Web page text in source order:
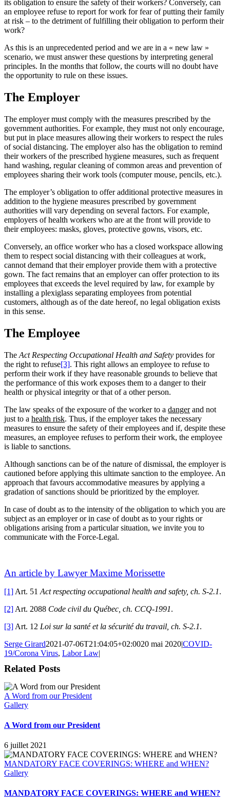
its obligation to ensure the safety of their workers? Conversely, can
an employee refuse to report for work for fear of putting their family
at risk – to the detriment of fulfilling their obligation to perform their
work?
As this is an unprecedented period and we are in a « new law »
scenario, we must answer these questions by interpreting general
principles. In the months that follow, the courts will no doubt have
the opportunity to rule on these issues.
The Employer
The employer must comply with the measures prescribed by the
government authorities. For example, they must not only encourage,
but put in place measures allowing their workers to respect the rules
of social distancing. The employer also has the obligation to remind
their workers of the prescribed hygiene measures, such as frequent
hand washing, regular cleaning of common areas and prevention of
employees sharing their work tools (computer mouse, pencils, etc.).
The employer’s obligation to offer additional protective measures in
addition to the hygiene measures prescribed by government
authorities will vary depending on several factors. For example,
employers of health workers who are at the front will provide to
their employees: masks, gloves, protective gowns, visors, etc.
Conversely, an office worker who has a closed workspace allowing
them to respect social distancing with their colleagues at work,
cannot demand that their employer provide them with a protective
gown. The fact remains that an employer can offer protection to its
employees that exceeds the level required by law, for example by
installing a plexiglass separating employees from potential
customers, although as of the date hereof, no legal obligation exists
in this sense.
The Employee
The Act Respecting Occupational Health and Safety provides for
the right to refuse[3]. This right allows an employee to refuse to
perform their work if they have reasonable grounds to believe that
the performance of this work exposes them to a danger to their
health or physical integrity or that of a other person.
The law speaks of the exposure of the worker to a dangerand not
just to a health risk. Thus, if the employer takes the necessary
measures to ensure the safety of their employees and if, despite these
measures, an employee refuses to perform their work, the employee
is liable to sanctions.
Although sanctions can be of the nature of dismissal, the employer is
cautioned before applying this ultimate sanction to the employee. An
approach that favours accommodative measures by applying a
gradation of sanctions should be prioritized by the employer.
In case of doubt as to the intensity of the obligation to which you are
subject as an employer or in case of doubt as to your rights or
obligations arising from a particular situation, we invite you to
communicate with the Force-Legal.
An article by Lawyer Maxime Morissette
[1] Art. 51 Act respecting occupational health and safety, ch. S-2.1.
[2] Art. 2088 Code civil du Québec, ch. CCQ-1991.
[3] Art. 12 Loi sur la santé et la sécurité du travail, ch. S-2.1.
Serge Girard2021-07-06T21:04:05+02:0020 mai 2020|COVID-
19/Corona Virus, Labor Law|
Related Posts
A Word from our President
Gallery
A Word from our President
6 juillet 2021
MANDATORY FACE COVERINGS: WHERE and WHEN?
Gallery
MANDATORY FACE COVERINGS: WHERE and WHEN?